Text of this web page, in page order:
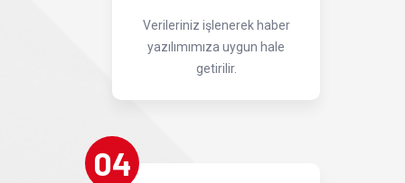
Verileriniz işlenerek haber
yazılımımıza uygun hale
getirilir.
04